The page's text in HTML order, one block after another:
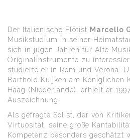
Der Italienische Flötist Marcello
Musikstudium in seiner
sich in jugen Jahren für Alte
Originalinstrumente zu
studierte er in Rom und Verona.
Barthold Kuijken am Königlichen
Haag (Niederlande), erhielt er
Auszeichnung.
Als gefragte Solist, der von
Virtuosität, seine große
Kompetenz besonders geschätzt